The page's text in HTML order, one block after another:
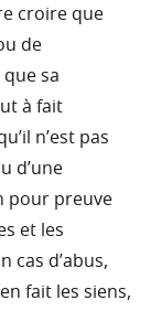
croire que
de
sa
à fait
n’est pas
d’une
pour preuve
et les
cas d’abus,
fait les siens,